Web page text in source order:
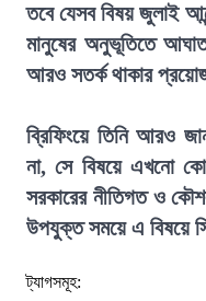
তবে যেসব বিষয় জুলাই
মানুষের অনুভূতিতে
আরও সতর্ক থাকার
ব্রিফিংয়ে তিনি আরও
না, সে বিষয়ে এখনো
সরকারের নীতিগত ও
উপযুক্ত সময়ে এ বিষয়ে
ট্যাগসমূহ: